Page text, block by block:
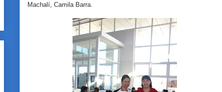
Machalí, Camila Barra.